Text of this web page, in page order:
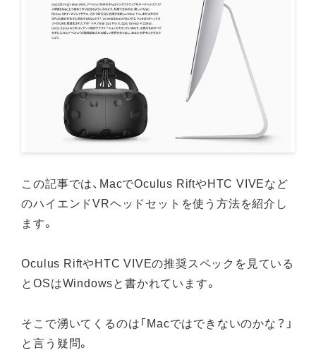
この記事では、MacでOculus RiftやHTC VIVEなど
のハイエンドVRヘッドセットを使う方法を紹介し
ます。
Oculus RiftやHTC VIVEの推奨スペックを見ている
とOSはWindowsと書かれています。
そこで湧いてくるのは「Macではできないのかな？」
と言う疑問。